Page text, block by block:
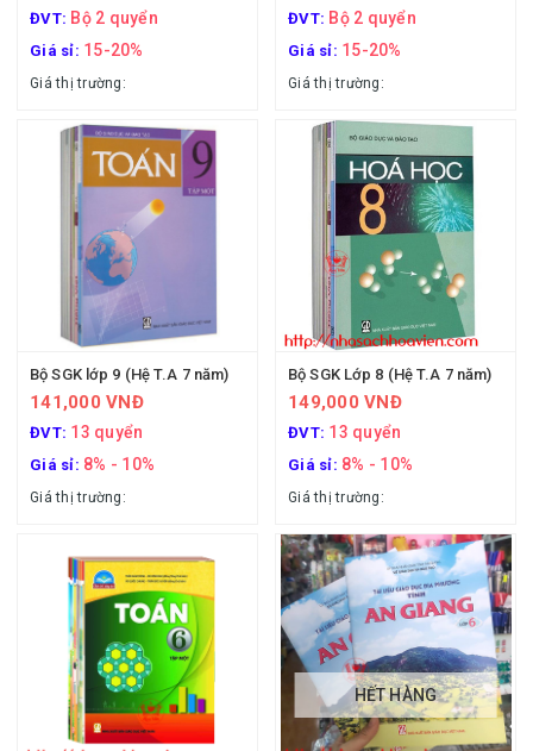
ĐVT: Bộ 2 quyển
Giá sỉ: 15-20%
Giá thị trường:
ĐVT: Bộ 2 quyển
Giá sỉ: 15-20%
Giá thị trường:
Bộ SGK lớp 9 (Hệ T.A 7 năm)
141,000 VNĐ
ĐVT: 13 quyển
Giá sỉ: 8% - 10%
Giá thị trường:
Bộ SGK Lớp 8 (Hệ T.A 7 năm)
149,000 VNĐ
ĐVT: 13 quyển
Giá sỉ: 8% - 10%
Giá thị trường:
HẾT HÀNG